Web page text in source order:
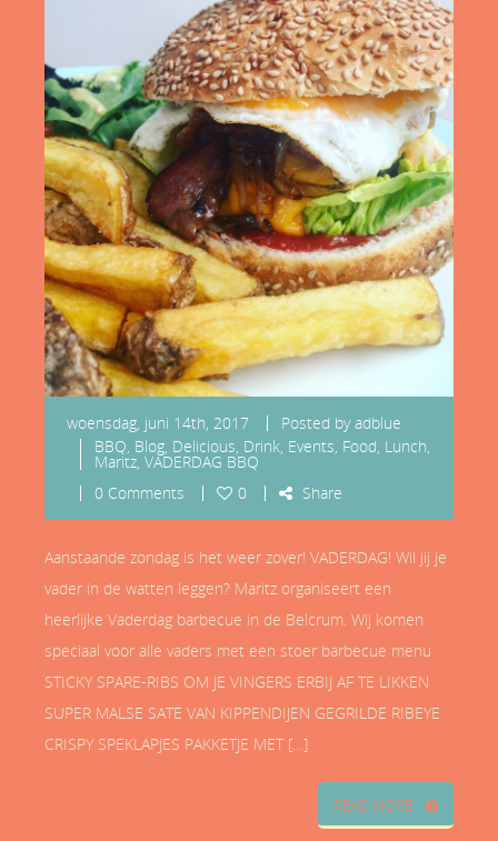
woensdag, juni 14th, 2017 Posted byadblue
BBQ, Blog, Delicious, Drink, Events, Food, Lunch,
Maritz, VADERDAG BBQ
0 Comments
0 Share
Aanstaande zondag is het weer zover! VADERDAG! Wil jij je
vader in de watten leggen? Maritz organiseert een
heerlijke Vaderdag barbecue in de Belcrum. Wij komen
speciaal voor alle vaders met een stoer barbecue menu
STICKY SPARE-RIBS OM JE VINGERS ERBIJ AF TE LIKKEN
SUPER MALSE SATE VAN KIPPENDIJEN GEGRILDE RIBEYE
CRISPY SPEKLAPJES PAKKETJE MET […]
READ MORE